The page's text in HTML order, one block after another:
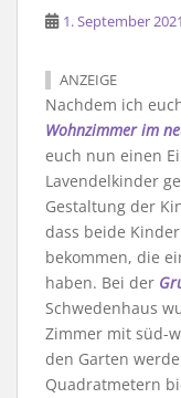
1. September 2021
ANZEIGE
Nachdem ich
Wohnzimmer im
euch nun einen
Lavendelkinder
Gestaltung der
dass beide Kinder
bekommen, die
haben. Bei der
Schwedenhaus
Zimmer mit süd-
den Garten
Quadratmetern